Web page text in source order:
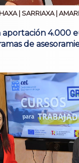
| SARRIAXA |
aportación 4.000
de